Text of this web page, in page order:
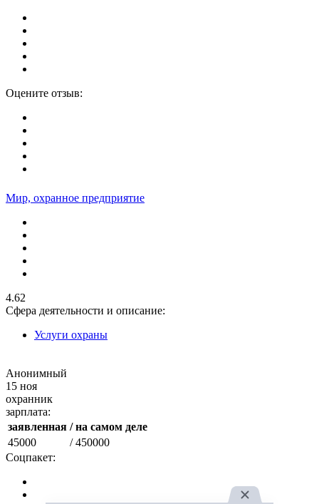
Оцените отзыв:
Мир, охранное предприятие
4.62
Сфера деятельности и описание:
Услуги охраны
Анонимный
15 ноя
охранник
зарплата:
заявленная / на самом деле
45000
/ 450000
Соцпакет: